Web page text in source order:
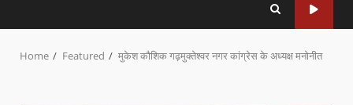
Home Featured मुकेश कौशिक गढ़मुक्तेश्वर नगर कांग्रेस के अध्यक्ष मनोनीत